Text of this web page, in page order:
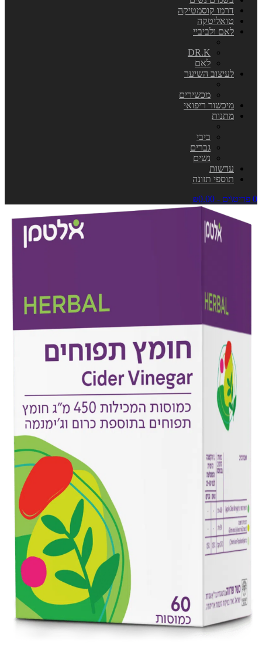
דרמו קוסמטיקה
טואליטקה
לאם ולביביי
DR.K
לאם
לעיצוב השיער
מכשירים
מיכשור ריפואי
מתנות
ביבי
גברים
נשים
עדשות
תוספי תזונה
0 פריט\ים - ₪0.00